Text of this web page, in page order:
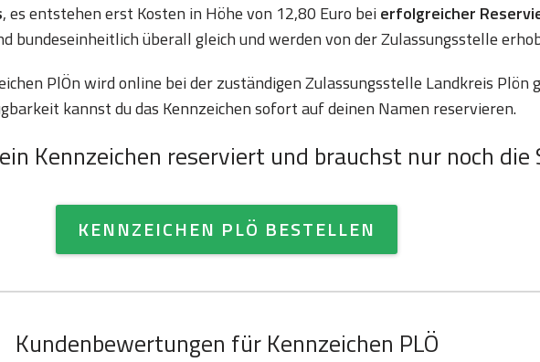
, es entstehen erst Kosten in Höhe von 12,80 Euro beierfolgreicher
bundeseinheitlich überall gleich und werden von der Zulassungsstelle
PlÖn wird online bei der zuständigen Zulassungsstelle Landkreis Plön
kannst du das Kennzeichen sofort auf deinen Namen reservieren.
Kennzeichen reserviert und brauchst nur noch die
KENNZEICHEN PLÖ BESTELLEN
Kundenbewertungen für Kennzeichen PLÖ